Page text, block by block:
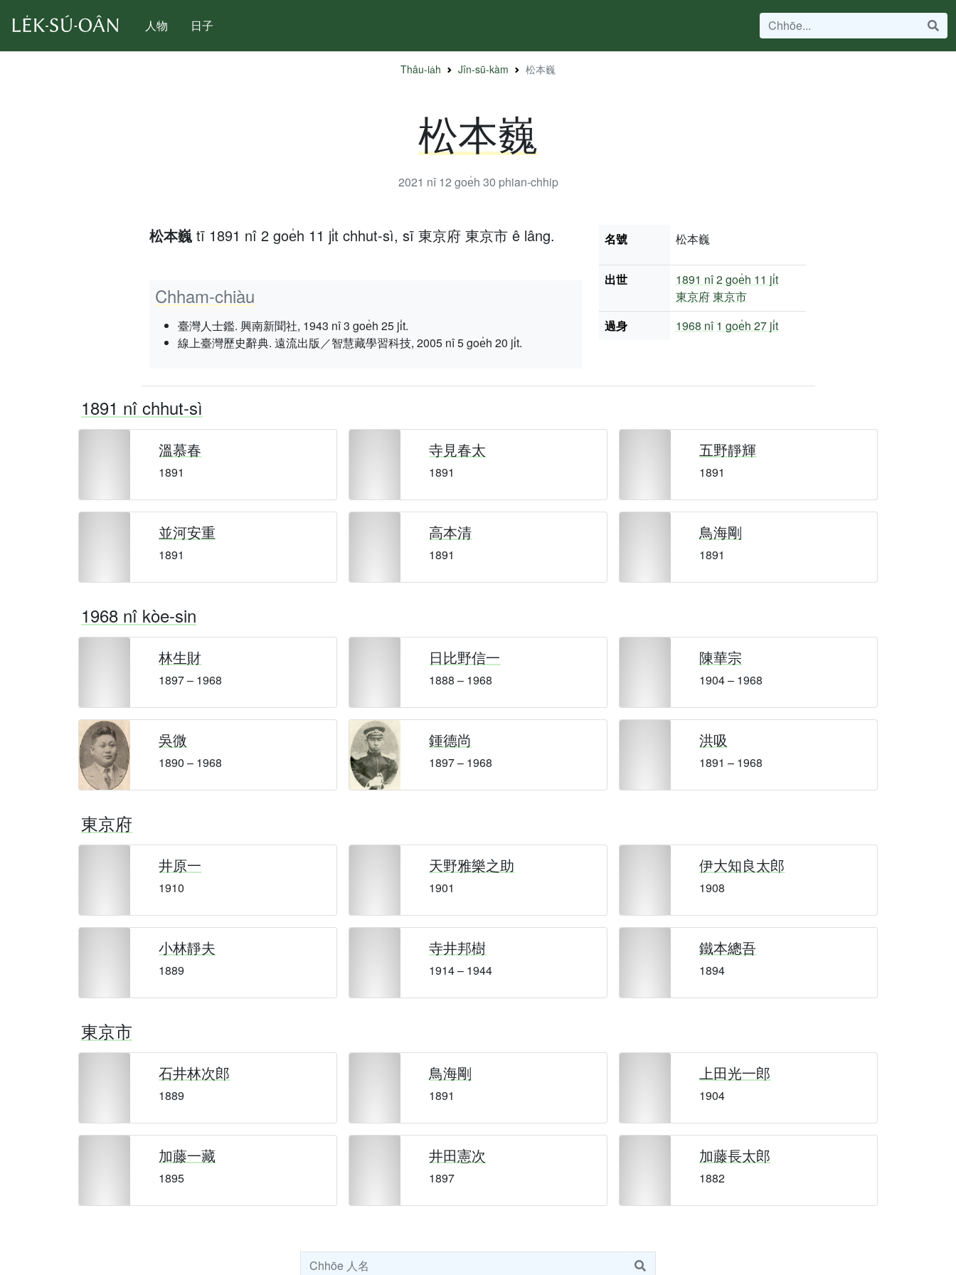
人物 日子
Thâu-ia̍h Jîn-sū-kàm 松本巍
松本巍
2021 nî 12 goe̍h 30 phian-chhip
松本巍tī 1891 nî 2 goe̍h 11 ji̍t chhut-sì, sī 東京府 東京市 ê lâng.
Chham-chiàu
臺灣人士鑑. 興南新聞社, 1943 nî 3 goe̍h 25 ji̍t.
線上臺灣歷史辭典. 遠流出版／智慧藏學習科技, 2005 nî 5 goe̍h 20 ji̍t.
名號 松本巍
出世 1891 nî2 goe̍h 11 ji̍t
東京府東京市
過身
1968 nî 1 goe̍h 27 ji̍t
1891 nî chhut-sì
溫慕春
1891
寺見春太
1891
五野靜輝
1891
並河安重
1891
高本清
1891
鳥海剛
1891
1968 nî kòe-sin
林生財
1897 – 1968
日比野信一
1888 – 1968
陳華宗
1904 – 1968
吳微
1890 – 1968
鍾德尚
1897 – 1968
洪吸
1891 – 1968
東京府
井原一
1910
天野雅樂之助
1901
伊大知良太郎
1908
小林靜夫
1889
寺井邦樹
1914 – 1944
鐵本總吾
1894
東京市
石井林次郎
1889
鳥海剛
1891
上田光一郎
1904
加藤一藏
1895
井田憲次
1897
加藤長太郎
1882